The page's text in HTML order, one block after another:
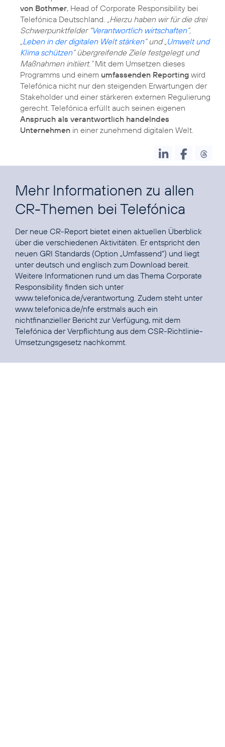
von Bothmer, Head of Corporate Responsibility bei
Telefónica Deutschland.
„Hierzu haben wir für die drei
Schwerpunktfelder "Verantwortlich wirtschaften“,
Leben in der digitalen Welt stärken“ und „ Umwelt und
Klima schützen“ übergreifende Ziele festgelegt und
Maßnahmen initiiert.“Mit dem Umsetzen dieses
Programms und einem umfassenden Reporting wird
Telefónica nicht nur den steigenden Erwartungen der
Stakeholder und einer stärkeren externen Regulierung
gerecht. Telefónica erfüllt auch seinen eigenen
Anspruch als verantwortlich handelndes
Unternehmen in einer zunehmend digitalen Welt.
Mehr Informationen zu allen
CR-Themen bei Telefónica
Der neue CR-Report bietet einen aktuellen Überblick
über die verschiedenen Aktivitäten. Er entspricht den
neuen GRI Standards (Option „Umfassend“) und liegt
unterdeutsch und englisch zum Download bereit.
Weitere Informationen rund um das Thema Corporate
Responsibility finden sich unter
www.telefonica.de/verantwortung . Zudem steht unter
www.telefonica.de/nfe erstmals auch ein
nichtfinanzieller Bericht zur Verfügung, mit dem
Telefónica der Verpflichtung aus dem CSR-Richtlinie-
Umsetzungsgesetz nachkommt.